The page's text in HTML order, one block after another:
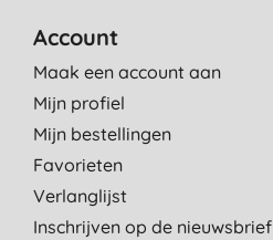
Account
Maak een account aan
Mijn profiel
Mijn bestellingen
Favorieten
Verlanglijst
Inschrijven op de nieuwsbrief